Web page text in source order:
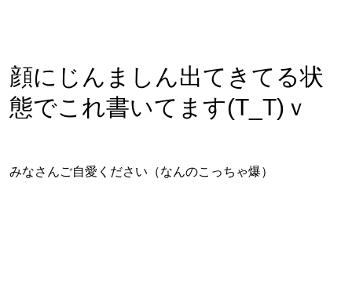
顔にじんましん出てきてる状
態でこれ書いてます(T_T)ｖ
みなさんご自愛ください（なんのこっちゃ爆）